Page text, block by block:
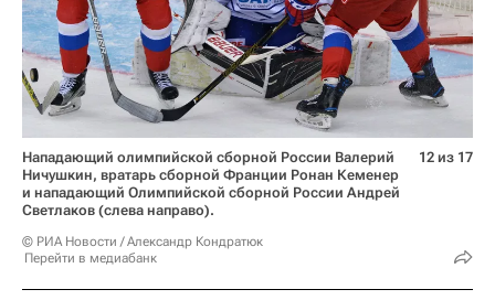
Нападающий олимпийской сборной России Валерий
Ничушкин, вратарь сборной Франции Ронан Кеменер
и нападающий Олимпийской сборной России Андрей
Светлаков (слева направо).
© РИА Новости / Александр Кондратюк
Перейти в медиабанк
12 из 17